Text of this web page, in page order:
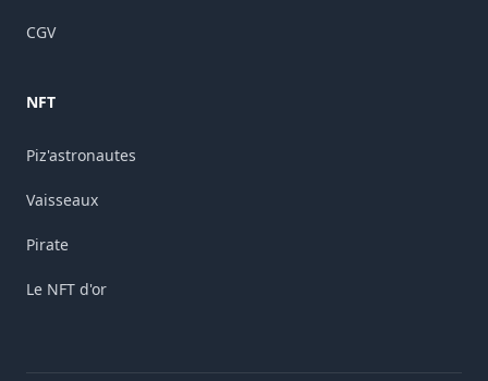
CGV
NFT
Piz'astronautes
Vaisseaux
Pirate
Le NFT d'or